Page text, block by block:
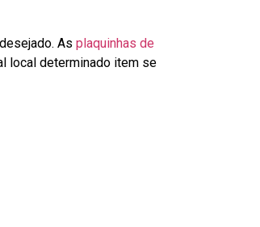
As plaquinhas de
local determinado item se